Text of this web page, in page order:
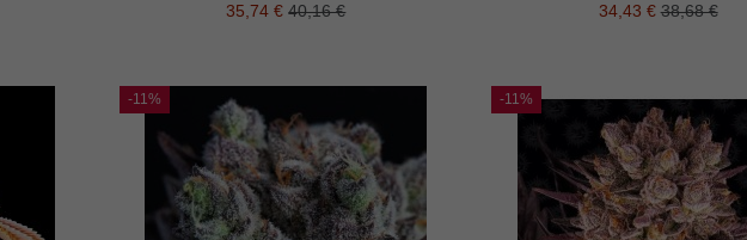
35,74 €40,16 €
34,43 €38,68 €
-11% -11%